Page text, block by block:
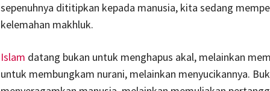
sepenuhnya dititipkan kepada manusia, kita sedang
kelemahan makhluk.
Islam datang bukan untuk menghapus akal, melainkan
untuk membungkam nurani, melainkan menyucikannya.